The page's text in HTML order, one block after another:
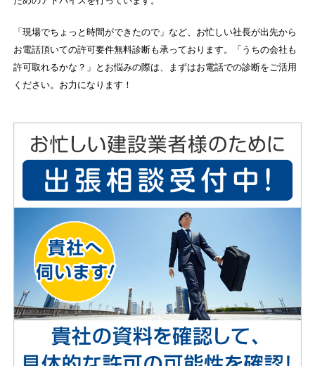
「現場でちょっと時間ができたので」など、お忙しい社長が出先から
お電話頂いての許可要件無料診断も承っております。「うちの会社も
許可取れるかな？」とお悩みの際は、まずはお電話での診断をご活用
ください。お力になります！